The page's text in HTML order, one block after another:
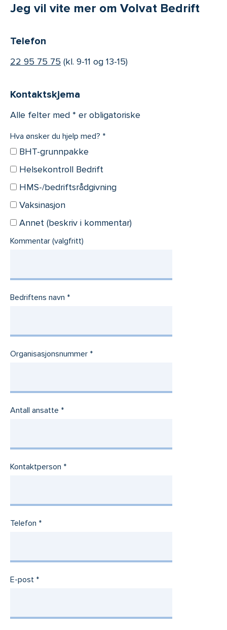
Jeg vil vite mer om Volvat Bedrift
Telefon
22 95 75 75 (kl. 9-11 og 13-15)
Kontaktskjema
Alle felter med * er obligatoriske
Hva ønsker du hjelp med?
BHT-grunnpakke
Helsekontroll Bedrift
HMS-/bedriftsrådgivning
Vaksinasjon
Annet (beskriv i kommentar)
Kommentar (valgfritt)
Bedriftens navn
Organisasjonsnummer
Antall ansatte
Kontaktperson
Telefon
E-post